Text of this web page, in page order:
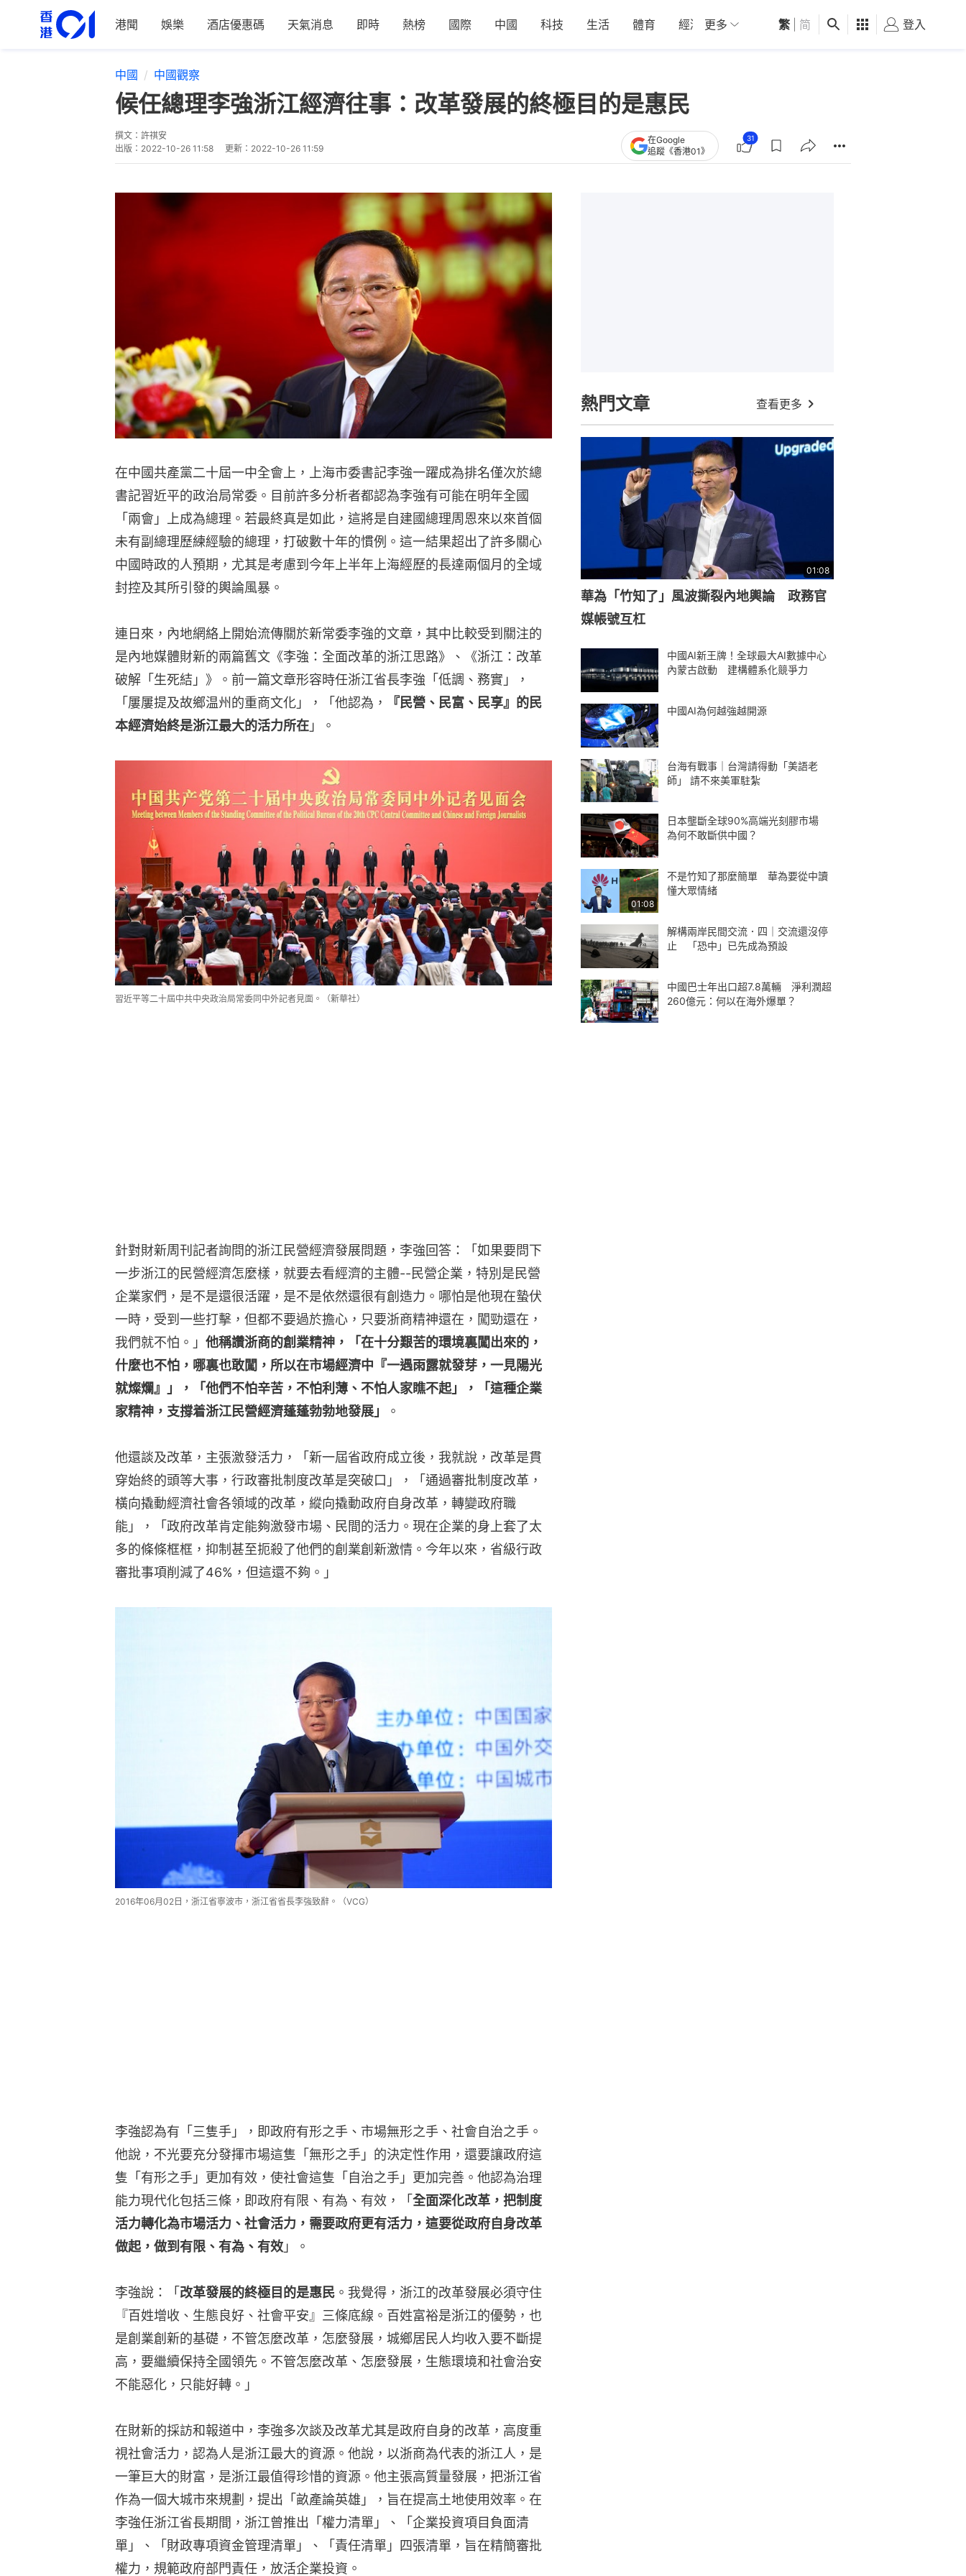
港聞 娛樂 酒店優惠碼 天氣消息 即時 熱榜 國際 中國 科技 生活 體育 經濟 01深圳 觀點 健康 好食玩飛
更多 繁 简 登入
中國 中國觀察
候任總理李強浙江經濟往事：改革發展的終極目的是惠民
撰文： 許祺安
出版： 2022-10-26 11:58 更新： 2022-10-26 11:59
在Google
追蹤《香港01》
31
在中國共產黨二十屆一中全會上，上海市委書記李強一躍成為排名僅次於總
書記習近平的政治局常委。目前許多分析者都認為李強有可能在明年全國
「兩會」上成為總理。若最終真是如此，這將是自建國總理周恩來以來首個
未有副總理歷練經驗的總理，打破數十年的慣例。這一結果超出了許多關心
中國時政的人預期，尤其是考慮到今年上半年上海經歷的長達兩個月的全域
封控及其所引發的輿論風暴。
連日來，內地網絡上開始流傳關於新常委李強的文章，其中比較受到關注的
是內地媒體財新的兩篇舊文《李強：全面改革的浙江思路》、《浙江：改革
破解「生死結」》。前一篇文章形容時任浙江省長李強「低調、務實」，
「屢屢提及故鄉温州的重商文化」，「他認為，
『民營、民富、民享』的民
本經濟始終是浙江最大的活力所在 」。
習近平等二十屆中共中央政治局常委同中外記者見面。（新華社）
針對財新周刊記者詢問的浙江民營經濟發展問題，李強回答：「如果要問下
一步浙江的民營經濟怎麼樣，就要去看經濟的主體--民營企業，特別是民營
企業家們，是不是還很活躍，是不是依然還很有創造力。哪怕是他現在蟄伏
一時，受到一些打擊，但都不要過於擔心，只要浙商精神還在，闖勁還在，
我們就不怕。」 他稱讚浙商的創業精神，「在十分艱苦的環境裏闖出來的，
什麼也不怕，哪裏也敢闖，所以在市場經濟中『一遇雨露就發芽，一見陽光
就燦爛』」，「他們不怕辛苦，不怕利薄、不怕人家瞧不起」，「這種企業
家精神，支撐着浙江民營經濟蓬蓬勃勃地發展」
。
他還談及改革，主張激發活力，「新一屆省政府成立後，我就說，改革是貫
穿始終的頭等大事，行政審批制度改革是突破口」，「通過審批制度改革，
橫向撬動經濟社會各領域的改革，縱向撬動政府自身改革，轉變政府職
能」，「政府改革肯定能夠激發市場、民間的活力。現在企業的身上套了太
多的條條框框，抑制甚至扼殺了他們的創業創新激情。今年以來，省級行政
審批事項削減了46%，但這還不夠。」
2016年06月02日，浙江省寧波市，浙江省省長李強致辭。（VCG）
李強認為有「三隻手」，即政府有形之手、市場無形之手、社會自治之手。
他說，不光要充分發揮市場這隻「無形之手」的決定性作用，還要讓政府這
隻「有形之手」更加有效，使社會這隻「自治之手」更加完善。他認為治理
能力現代化包括三條，即政府有限、有為、有效，「 全面深化改革，把制度
活力轉化為市場活力、社會活力，需要政府更有活力，這要從政府自身改革
做起，做到有限、有為、有效 」。
李強說：「 改革發展的終極目的是惠民 。我覺得，浙江的改革發展必須守住
『百姓增收、生態良好、社會平安』三條底線。百姓富裕是浙江的優勢，也
是創業創新的基礎，不管怎麼改革，怎麼發展，城鄉居民人均收入要不斷提
高，要繼續保持全國領先。不管怎麼改革、怎麼發展，生態環境和社會治安
不能惡化，只能好轉。」
在財新的採訪和報道中，李強多次談及改革尤其是政府自身的改革，高度重
視社會活力，認為人是浙江最大的資源。他說，以浙商為代表的浙江人，是
一筆巨大的財富，是浙江最值得珍惜的資源。他主張高質量發展，把浙江省
作為一個大城市來規劃，提出「畝產論英雄」，旨在提高土地使用效率。在
李強任浙江省長期間，浙江曾推出「權力清單」、「企業投資項目負面清
單」、「財政專項資金管理清單」、「責任清單」四張清單，旨在精簡審批
權力，規範政府部門責任，放活企業投資。
熱門文章 查看更多
01:08
華為「竹知了」風波撕裂內地輿論 政務官
媒帳號互杠
中國AI新王牌！全球最大AI數據中心
內蒙古啟動 建構體系化競爭力
中國AI為何越強越開源
台海有戰事｜台灣請得動「美語老
師」 請不來美軍駐紮
日本壟斷全球90%高端光刻膠市場
為何不敢斷供中國？
01:08
不是竹知了那麼簡單 華為要從中讀
懂大眾情緒
解構兩岸民間交流．四｜交流還沒停
止 「恐中」已先成為預設
中國巴士年出口超7.8萬輛 淨利潤超
260億元：何以在海外爆單？